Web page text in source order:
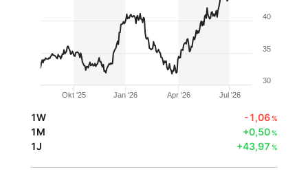
Okt '25 Jan '26 Apr '26 Jul '26
30
35
40
1W -1,06%
1M +0,50%
1J +43,97 %